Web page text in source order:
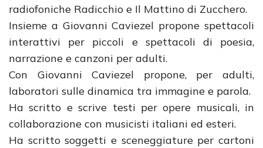
radiofoniche Radicchio e Il Mattino di Zucchero.
Insieme a Giovanni Caviezel propone spettacoli
interattivi per piccoli e spettacoli di poesia,
narrazione e canzoni per adulti.
Con Giovanni Caviezel propone, per adulti,
laboratori sulle dinamica tra immagine e parola.
Ha scritto e scrive testi per opere musicali, in
collaborazione con musicisti italiani ed esteri.
Ha scritto soggetti e sceneggiature per cartoni